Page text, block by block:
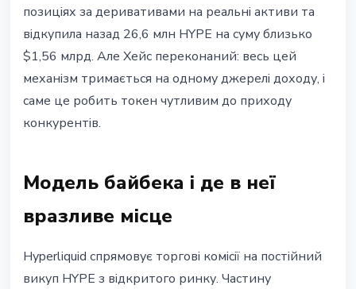
позиціях за деривативами на реальні активи та
відкупила назад 26,6 млн HYPE на суму близько
$1,56 млрд. Але Хейс переконаний: весь цей
механізм тримається на одному джерелі доходу, і
саме це робить токен чутливим до приходу
конкурентів.
Модель байбека і де в неї
вразливе місце
Hyperliquid спрямовує торгові комісії на постійний
викуп HYPE з відкритого ринку. Частину